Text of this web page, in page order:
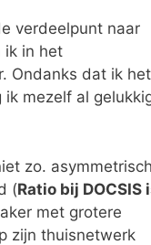
verdeelpunt naar
ik in het
Ondanks dat ik het
mezelf al
zo.
(Ratio bij DOCSIS
met grotere
zijn thuisnetwerk